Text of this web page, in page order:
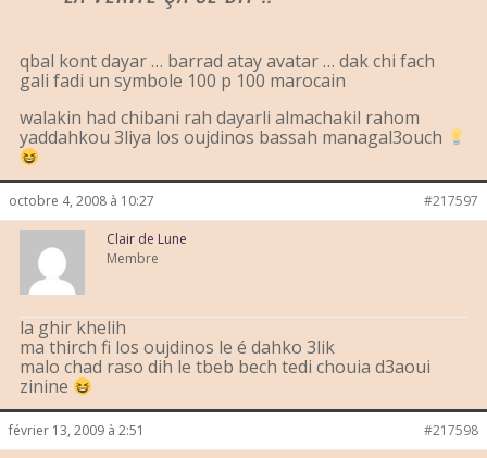
qbal kont dayar … barrad atay avatar … dak chi fach
gali fadi un symbole 100 p 100 marocain
walakin had chibani rah dayarli almachakil rahom
yaddahkou 3liya los oujdinos bassah managal3ouch
octobre 4, 2008 à 10:27 #217597
Clair de Lune
Membre
la ghir khelih
ma thirch fi los oujdinos le é dahko 3lik
malo chad raso dih le tbeb bech tedi chouia d3aoui
zinine
février 13, 2009 à 2:51 #217598